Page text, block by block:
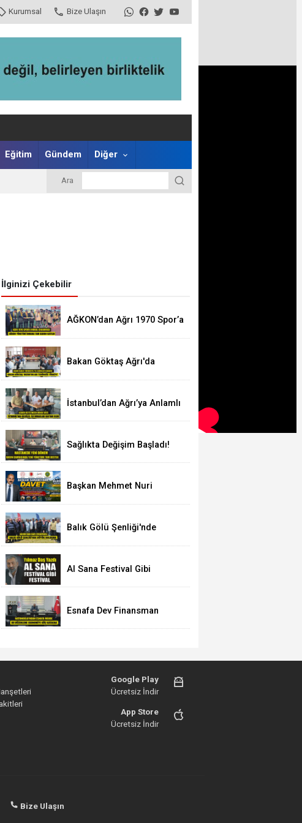
Kurumsal Bize Ulaşın
Eğitim Gündem Diğer
Ara
“Ağrı’nın Gururu: Karaköse Spor ve Sanat
İlginizi Çekebilir
AĞKON’dan Ağrı 1970 Spor’a
Bakan Göktaş Ağrı'da
Güçlenir, Türkiye Güçlenir"
İstanbul’dan Ağrı’ya Anlamlı
Sağlıkta Değişim Başladı!
Başkan Mehmet Nuri
Balık Gölü Şenliği'nde
Al Sana Festival Gibi
Esnafa Dev Finansman
Google Play
Ücretsiz İndir
App Store
Ücretsiz İndir
Bize Ulaşın